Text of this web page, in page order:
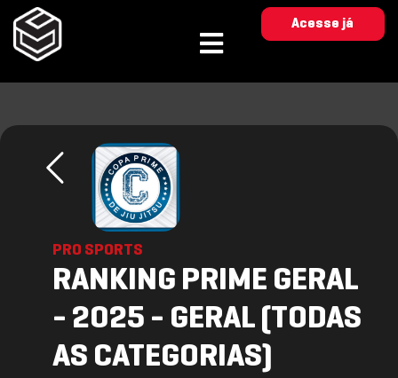
Acesse já
PRO SPORTS
RANKING PRIME GERAL
- 2025 - GERAL (TODAS
AS CATEGORIAS)